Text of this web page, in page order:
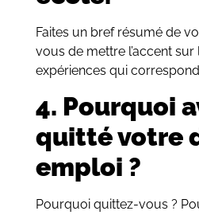
Faites un bref résumé de
vous de mettre l’accent
expériences qui
4. Pourquoi
quitté votre
emploi ?
Pourquoi quittez-vous ?